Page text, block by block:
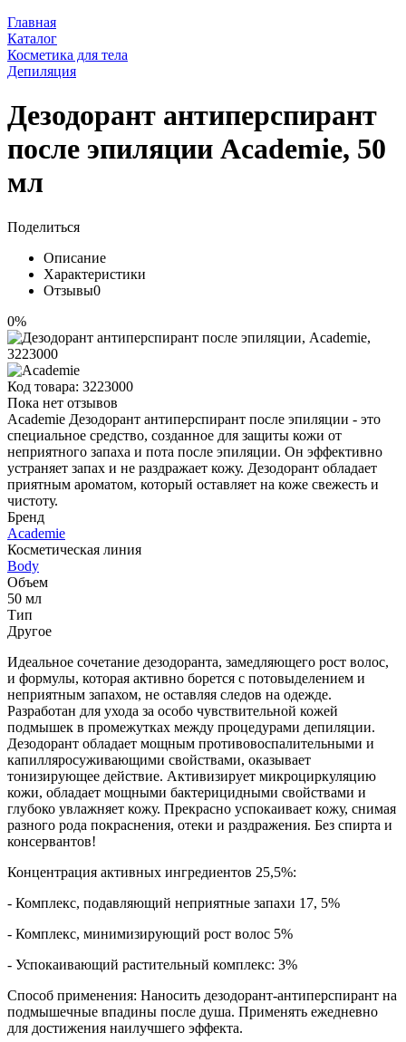
Главная
Каталог
Косметика для тела
Депиляция
Дезодорант антиперспирант
после эпиляции Academie, 50
мл
Поделиться
Описание
Характеристики
Отзывы0
0%
Код товара: 3223000
Пока нет отзывов
Academie Дезодорант антиперспирант после эпиляции - это
специальное средство, созданное для защиты кожи от
неприятного запаха и пота после эпиляции. Он эффективно
устраняет запах и не раздражает кожу. Дезодорант обладает
приятным ароматом, который оставляет на коже свежесть и
чистоту.
Бренд
Academie
Косметическая линия
Body
Объем
50 мл
Тип
Другое
Идеальное сочетание дезодоранта, замедляющего рост волос,
и формулы, которая активно борется с потовыделением и
неприятным запахом, не оставляя следов на одежде.
Разработан для ухода за особо чувствительной кожей
подмышек в промежутках между процедурами депиляции.
Дезодорант обладает мощным противовоспалительными и
капилляросуживающими свойствами, оказывает
тонизирующее действие. Активизирует микроциркуляцию
кожи, обладает мощными бактерицидными свойствами и
глубоко увлажняет кожу. Прекрасно успокаивает кожу, снимая
разного рода покраснения, отеки и раздражения. Без спирта и
консервантов!
Концентрация активных ингредиентов 25,5%:
- Комплекс, подавляющий неприятные запахи 17, 5%
- Комплекс, минимизирующий рост волос 5%
- Успокаивающий растительный комплекс: 3%
Способ применения: Наносить дезодорант-антиперспирант на
подмышечные впадины после душа. Применять ежедневно
для достижения наилучшего эффекта.